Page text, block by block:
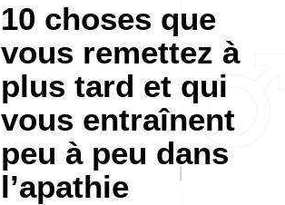
10 choses que
vous remettez à
plus tard et qui
vous entraînent
peu à peu dans
l’apathie